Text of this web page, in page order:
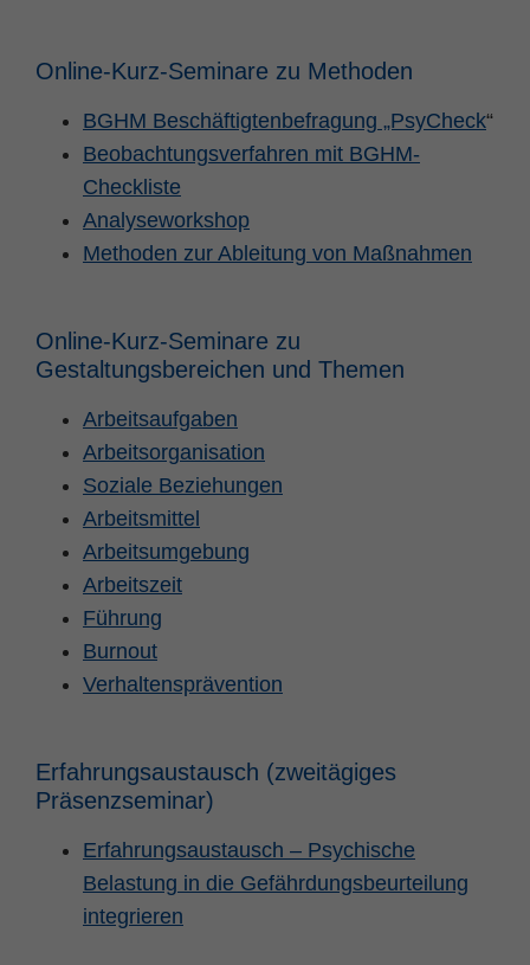
Online-Kurz-Seminare zu Methoden
BGHM Beschäftigtenbefragung „PsyCheck“
Beobachtungsverfahren mit BGHM-
Checkliste
Analyseworkshop
Methoden zur Ableitung von Maßnahmen
Online-Kurz-Seminare zu
Gestaltungsbereichen und Themen
Arbeitsaufgaben
Arbeitsorganisation
Soziale Beziehungen
Arbeitsmittel
Arbeitsumgebung
Arbeitszeit
Führung
Burnout
Verhaltensprävention
Erfahrungsaustausch (zweitägiges
Präsenzseminar)
Erfahrungsaustausch – Psychische
Belastung in die Gefährdungsbeurteilung
integrieren